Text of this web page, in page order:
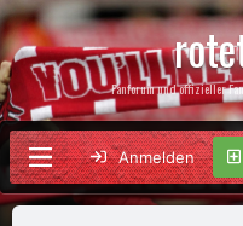
Fanforum und offizieller
Anmelden